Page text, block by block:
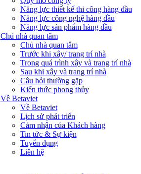
Năng lực thiết kế thi công hàng đầu
Năng lực công nghệ hàng đầu
Năng lực sản phẩm hàng đầu
Chủ nhà quan tâm
Chủ nhà quan tâm
Trước khi xây/ trang trí nhà
Trong quá trình xây và trang trí nhà
Sau khi xây và trang trí nhà
Câu hỏi thường gặp
Kiến thức phong thủy
Về Betaviet
Về Betaviet
Lịch sử phát triển
Cảm nhận của Khách hàng
Tin tức & Sự kiện
Tuyển dụng
Liên hệ